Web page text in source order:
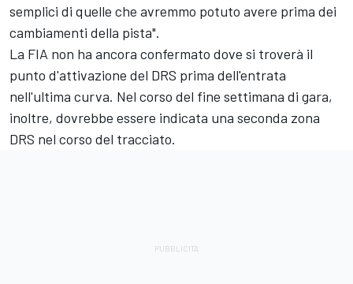
semplici di quelle che avremmo potuto avere prima dei
cambiamenti della pista".
La FIA non ha ancora confermato dove si troverà il
punto d'attivazione del DRS prima dell'entrata
nell'ultima curva. Nel corso del fine settimana di gara,
inoltre, dovrebbe essere indicata una seconda zona
DRS nel corso del tracciato.